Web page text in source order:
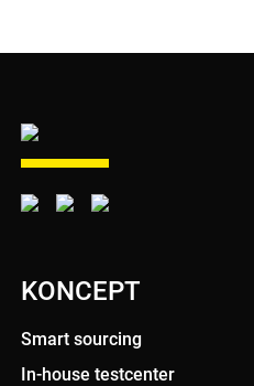
KONCEPT
Smart sourcing
In-house testcenter